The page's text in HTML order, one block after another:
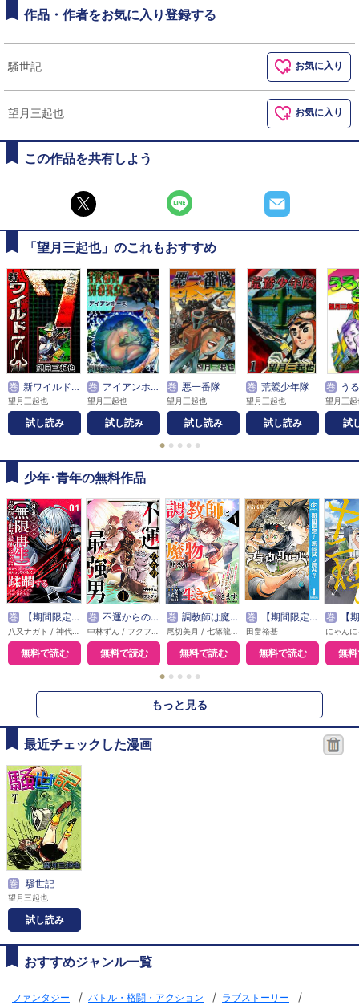
作品・作者をお気に入り登録する
騒世記 お気に入り
望月三起也 お気に入り
この作品を共有しよう
「望月三起也」のこれもおすすめ
巻 新ワイルド７
望月三起也
試し読み
巻 アイアンホース
望月三起也
試し読み
巻 悪一番隊
望月三起也
試し読み
巻 荒鷲少年隊
望月三起也
試し読み
巻 うる
望月三起
試
● ● ● ● ●
少年･青年の無料作品
巻 【期間限定無料】外れスキル【無限再生】が覚醒して世界最強になった ～最強の力を手にした俺は、敵対するその全てを蹂躙する～
八又ナガト / 神代大志 / アンブル編集部
無料で読む
巻 不運からの最強男
中林ずん / フクフク
無料で読む
巻 調教師は魔物に囲まれて生きていきます。～勇者パーティーに置いていかれたけど、伝説の魔物と出会い最強になってた～
尾切美月 / 七篠龍 / 竹花ノート
無料で読む
巻 【期間限定 無料お試し版】ブラッククローバー
田畠裕基
無料で読む
巻 【期間限
無
● ● ● ● ●
もっと見る
最近チェックした漫画
巻 騒世記
望月三起也
試し読み
おすすめジャンル一覧
ファンタジー / バトル・格闘・アクション / ラブストーリー /